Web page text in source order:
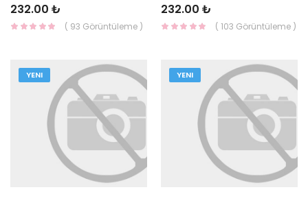
232.00 ₺
( 93 Görüntüleme )
232.00 ₺
( 103 Görüntüleme )
YENI YENI